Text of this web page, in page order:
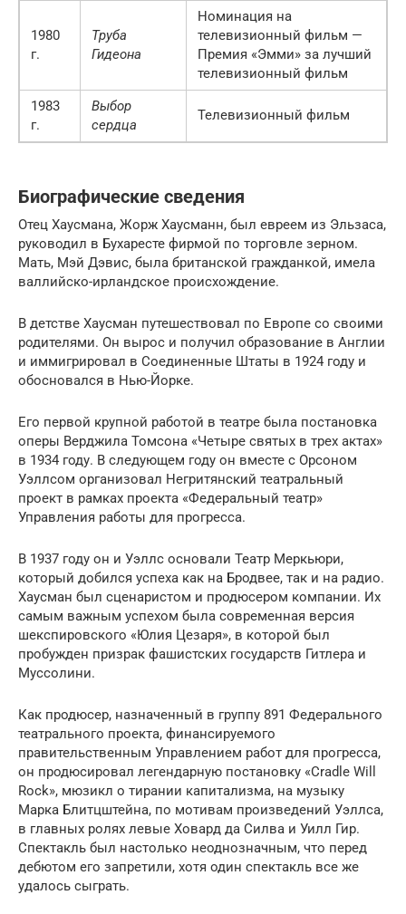
1980
г.
Труба
Гидеона
Номинация на
телевизионный фильм —
Премия «Эмми» за лучший
телевизионный фильм
1983
г.
Выбор
сердца
Телевизионный фильм
Биографические сведения
Отец Хаусмана, Жорж Хаусманн, был евреем из Эльзаса,
руководил в Бухаресте фирмой по торговле зерном.
Мать, Мэй Дэвис, была британской гражданкой, имела
валлийско-ирландское происхождение.
В детстве Хаусман путешествовал по Европе со своими
родителями. Он вырос и получил образование в Англии
и иммигрировал в Соединенные Штаты в 1924 году и
обосновался в Нью-Йорке.
Его первой крупной работой в театре была постановка
оперы Верджила Томсона «Четыре святых в трех актах»
в 1934 году. В следующем году он вместе с Орсоном
Уэллсом организовал Негритянский театральный
проект в рамках проекта «Федеральный театр»
Управления работы для прогресса.
В 1937 году он и Уэллс основали Театр Меркьюри,
который добился успеха как на Бродвее, так и на радио.
Хаусман был сценаристом и продюсером компании. Их
самым важным успехом была современная версия
шекспировского «Юлия Цезаря», в которой был
пробужден призрак фашистских государств Гитлера и
Муссолини.
Как продюсер, назначенный в группу 891 Федерального
театрального проекта, финансируемого
правительственным Управлением работ для прогресса,
он продюсировал легендарную постановку «Cradle Will
Rock», мюзикл о тирании капитализма, на музыку
Марка Блитцштейна, по мотивам произведений Уэллса,
в главных ролях левые Ховард да Силва и Уилл Гир.
Спектакль был настолько неоднозначным, что перед
дебютом его запретили, хотя один спектакль все же
удалось сыграть.